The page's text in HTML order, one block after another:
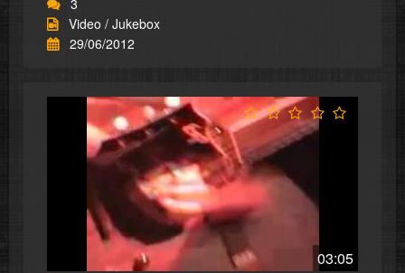
Video / Jukebox
29/06/2012
03:05